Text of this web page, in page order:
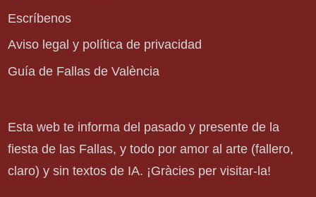
Escríbenos
Aviso legal y política de privacidad
Guía de Fallas de València
Esta web te informa del pasado y presente de la
fiesta de las Fallas, y todo por amor al arte (fallero,
claro) y sin textos de IA. ¡Gràcies per visitar-la!